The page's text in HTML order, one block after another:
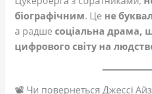
біографічним. Це не
а радше соціальна драма,
цифрового світу на
📽️ Чи повернеться Джессі